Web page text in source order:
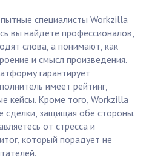
специалисты Workzilla
вы найдёте профессионалов,
слова, а понимают, как
и смысл произведения.
гарантирует
имеет рейтинг,
кейсы. Кроме того, Workzilla
сделки, защищая обе стороны.
от стресса и
который порадует не